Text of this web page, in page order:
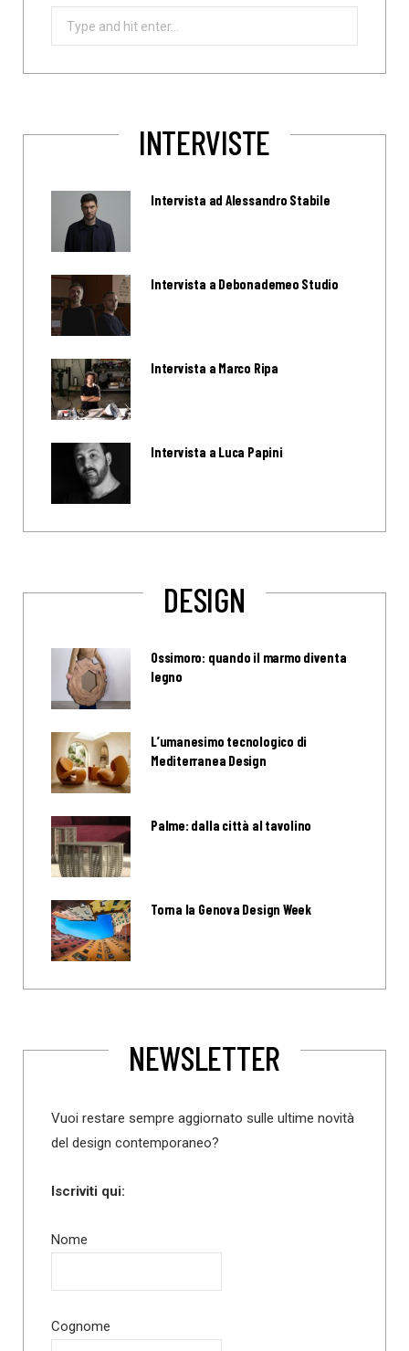
INTERVISTE
Intervista ad Alessandro Stabile
Intervista a Debonademeo Studio
Intervista a Marco Ripa
Intervista a Luca Papini
DESIGN
Ossimoro: quando il marmo diventa
legno
L’umanesimo tecnologico di
Mediterranea Design
Palme: dalla città al tavolino
Torna la Genova Design Week
NEWSLETTER
Vuoi restare sempre aggiornato sulle ultime novità
del design contemporaneo?
Iscriviti qui:
Nome
Cognome